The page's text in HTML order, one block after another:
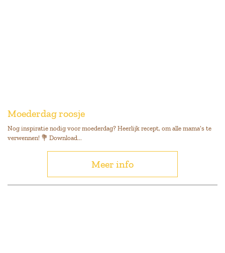
Moederdag roosje
Nog inspiratie nodig voor moederdag? Heerlijk recept, om alle mama’s te
verwennen! 💐 Download...
Meer info